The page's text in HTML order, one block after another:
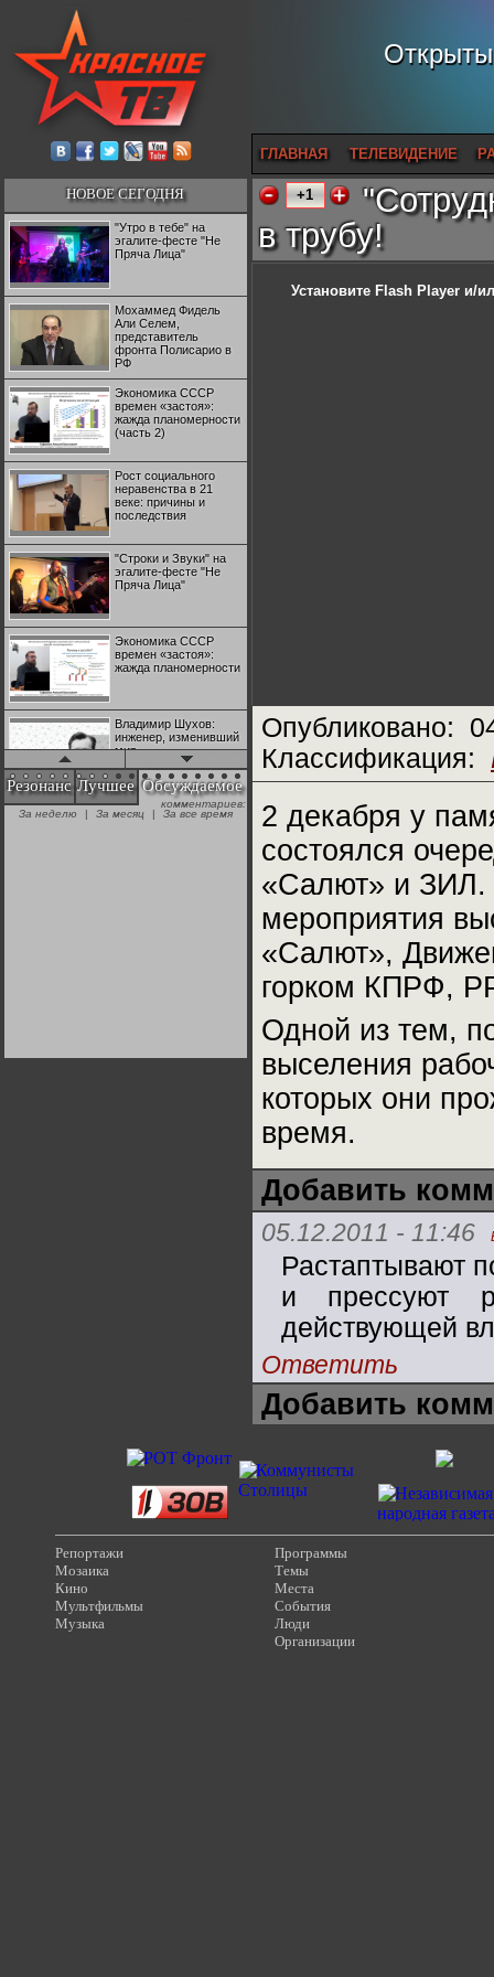
ГЛАВНАЯ ТЕЛЕВИДЕНИЕ
НОВОЕ СЕГОДНЯ
"Утро в тебе" на
эгалите-фесте "Не
Пряча Лица"
Мохаммед Фидель
Али Селем,
представитель
фронта Полисарио в
РФ
Экономика СССР
времен «застоя»:
жажда планомерности
(часть 2)
Рост социального
неравенства в 21
веке: причины и
последствия
"Строки и Звуки" на
эгалите-фесте "Не
Пряча Лица"
Экономика СССР
времен «застоя»:
жажда планомерности
Владимир Шухов:
инженер, изменивший
мир
"Аркадий Коц" на
эгалите-фесте "Не
Резонанс Лучшее Обсуждаемое
комментариев:
За неделю
| За месяц | За все время
+1
в трубу!
Установите Flash Player и/
Опубликовано:
Классификация:
2 декабря у
состоялся
«Салют» и ЗИЛ.
мероприятия
«Салют»,
горком КПРФ,
Одной из тем,
выселения
которых они
время.
Добавить
05.12.2011 - 11:46
Растаптывают
и прессуют
действующей
Ответить
Добавить
Репортажи
Мозаика
Кино
Мультфильмы
Музыка
Программы
Темы
Места
События
Люди
Организации